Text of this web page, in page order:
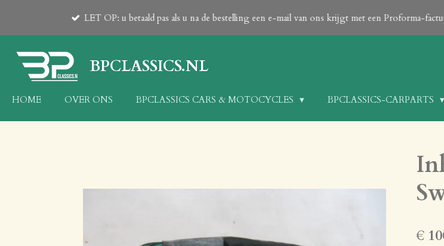
naar
hoofdinhoud
LET OP: u betaald pas als u na de bestelling een e-mail van ons krijgt met een Proforma-
BPCLASSICS.NL
HOME OVER ONS BPCLASSICS CARS & MOTOCYCLES BPCLASSICS-CARPARTS
€